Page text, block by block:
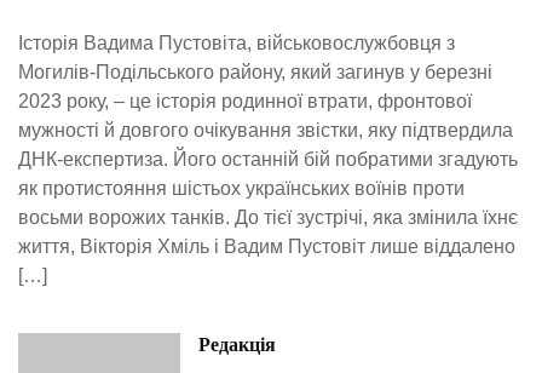
Історія Вадима Пустовіта, військовослужбовця з
Могилів-Подільського району, який загинув у березні
2023 року, – це історія родинної втрати, фронтової
мужності й довгого очікування звістки, яку підтвердила
ДНК-експертиза. Його останній бій побратими згадують
як протистояння шістьох українських воїнів проти
восьми ворожих танків. До тієї зустрічі, яка змінила їхнє
життя, Вікторія Хміль і Вадим Пустовіт лише віддалено
[…]
Редакція